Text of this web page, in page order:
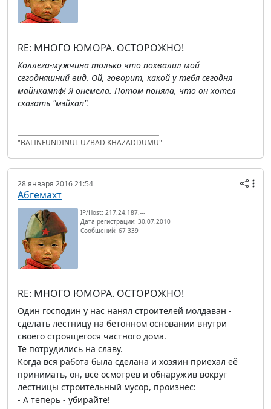
RE: МНОГО ЮМОРА. ОСТОРОЖНО!
Коллега-мужчина только что похвалил мой
сегодняшний вид. Ой, говорит, какой у тебя сегодня
майнкампф! Я онемела. Потом поняла, что он хотел
сказать "мэйкап".
"BALINFUNDINUL UZBAD KHAZADDUMU"
28 января 2016 21:54
Абгемахт
IP/Host: 217.24.187.---
Дата регистрации: 30.07.2010
Сообщений: 67 339
RE: МНОГО ЮМОРА. ОСТОРОЖНО!
Один господин у нас нанял строителей молдаван -
сделать лестницу на бетонном основании внутри
своего строящегося частного дома.
Те потрудились на славу.
Когда вся работа была сделана и хозяин приехал её
принимать, он, всё осмотрев и обнаружив вокруг
лестницы строительный мусор, произнес:
- А теперь - убирайте!